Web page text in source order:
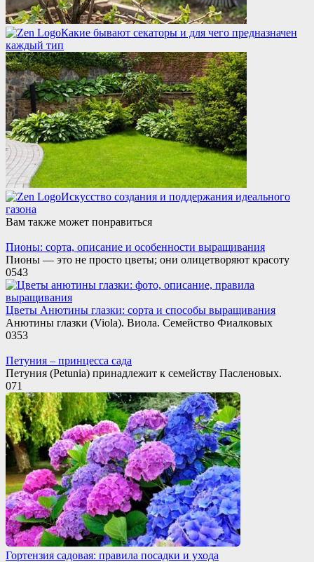
Какие бывают секаторы и для чего предназначен
каждый тип
Искусство создания и поддержания идеального
газона
Вам также может понравиться
Пионы: сорта, описание и особенности выращивания
Пионы — это не просто цветы; они олицетворяют красоту
0543
Цветы Анютины глазки: сорта и способы выращивания
Анютины глазки (Viola). Виола. Семейство Фиалковых
0353
Петуния – принцесса сада
Петуния (Petunia) принадлежит к семейству Пасленовых.
071
Гортензия садовая: правила посадки и ухода